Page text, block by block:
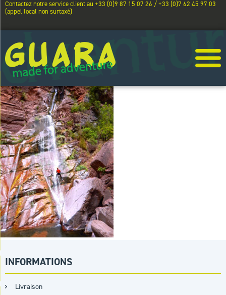
Contactez notre service client au +33 (0)9 87 15 07 26 / +33 (0)7 62 45 97 03
(appel local non surtaxé)
INFORMATIONS
Livraison